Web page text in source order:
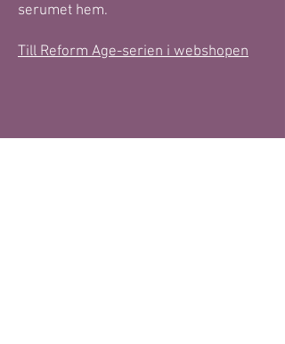
serumet hem.
Till Reform Age-serien i webshopen